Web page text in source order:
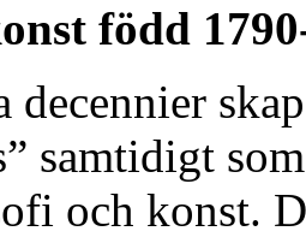
född
decennier
samtidigt
och konst.